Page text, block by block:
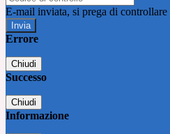
E-mail inviata, si prega di controllare
Errore
Chiudi
Successo
Chiudi
Informazione